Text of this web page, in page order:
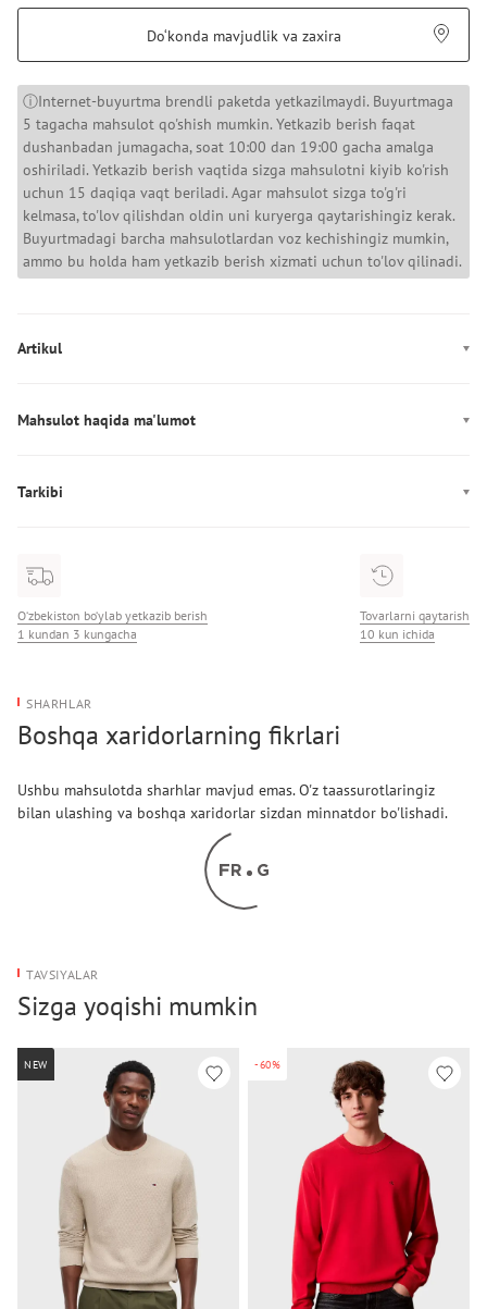
Do‘konda mavjudlik va zaxira
ⓘInternet-buyurtma brendli paketda yetkazilmaydi. Buyurtmaga
5 tagacha mahsulot qo'shish mumkin. Yetkazib berish faqat
dushanbadan jumagacha, soat 10:00 dan 19:00 gacha amalga
oshiriladi. Yetkazib berish vaqtida sizga mahsulotni kiyib ko'rish
uchun 15 daqiqa vaqt beriladi. Agar mahsulot sizga to'g'ri
kelmasa, to'lov qilishdan oldin uni kuryerga qaytarishingiz kerak.
Buyurtmadagi barcha mahsulotlardan voz kechishingiz mumkin,
ammo bu holda ham yetkazib berish xizmati uchun to'lov qilinadi.
Artikul
Mahsulot haqida ma'lumot
Tarkibi
O‘zbekiston bo‘ylab yetkazib berish
1 kundan 3 kungacha
Tovarlarni qaytarish
10 kun ichida
SHARHLAR
Boshqa xaridorlarning fikrlari
Ushbu mahsulotda sharhlar mavjud emas. O'z taassurotlaringiz
bilan ulashing va boshqa xaridorlar sizdan minnatdor bo'lishadi.
TAVSIYALAR
Sizga yoqishi mumkin
NEW -60%